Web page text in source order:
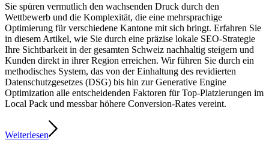
Sie spüren vermutlich den wachsenden Druck durch den
Wettbewerb und die Komplexität, die eine mehrsprachige
Optimierung für verschiedene Kantone mit sich bringt. Erfahren Sie
in diesem Artikel, wie Sie durch eine präzise lokale SEO-Strategie
Ihre Sichtbarkeit in der gesamten Schweiz nachhaltig steigern und
Kunden direkt in ihrer Region erreichen. Wir führen Sie durch ein
methodisches System, das von der Einhaltung des revidierten
Datenschutzgesetzes (DSG) bis hin zur Generative Engine
Optimization alle entscheidenden Faktoren für Top-Platzierungen im
Local Pack und messbar höhere Conversion-Rates vereint.
Weiterlesen